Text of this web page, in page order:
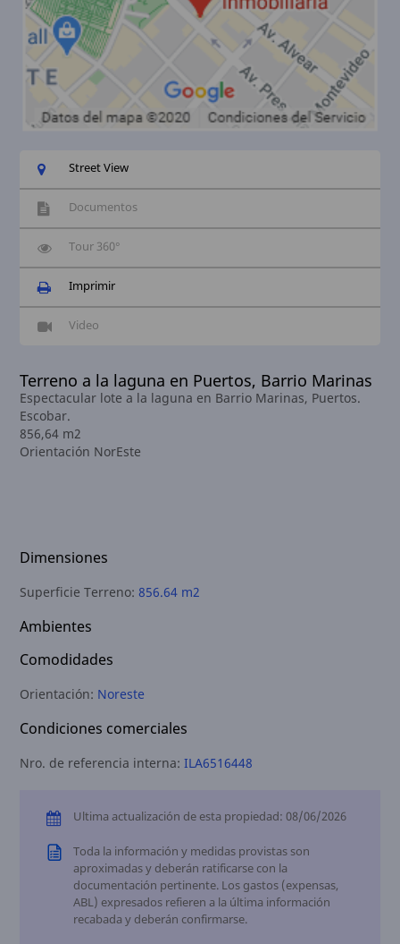
Street View
Documentos
Tour 360°
Imprimir
Video
Terreno a la laguna en Puertos, Barrio Marinas
Espectacular lote a la laguna en Barrio Marinas, Puertos.
Escobar.
856,64 m2
Orientación NorEste
Dimensiones
Superficie Terreno:856.64 m2
Ambientes
Comodidades
Orientación: Noreste
Condiciones comerciales
Nro. de referencia interna:ILA6516448
Ultima actualización de esta propiedad: 08/06/2026
Toda la información y medidas provistas son
aproximadas y deberán ratificarse con la
documentación pertinente. Los gastos (expensas,
ABL) expresados refieren a la última información
recabada y deberán confirmarse.